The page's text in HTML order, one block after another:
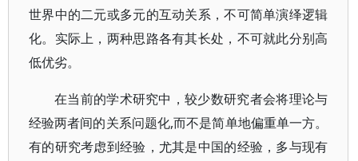
世界中的二元或多元的互动关系，不可简单演绎逻辑
化。实际上，两种思路各有其长处，不可就此分别高
低优劣。
在当前的学术研究中，较少数研究者会将理论与
经验两者间的关系问题化,而不是简单地偏重单一方。
有的研究考虑到经验，尤其是中国的经验，多与现有